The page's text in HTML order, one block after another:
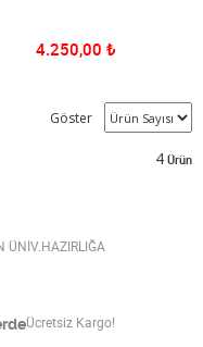
4.250,00 ₺
Göster
4 Ürün
ÜNİV.HAZIRLIĞA
Ücretsiz Kargo!